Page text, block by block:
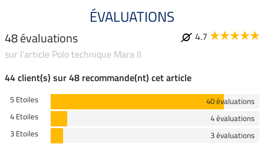
ÉVALUATIONS
48 évaluations
4.7
sur l'article Polo technique Mara II
44 client(s) sur 48 recommande(nt) cet article
5 Etoiles
40 évaluations
4 Etoiles
4 évaluations
3 Etoiles
3 évaluations